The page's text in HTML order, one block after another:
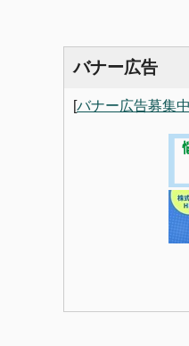
バナー広告
[バナー広告募集中